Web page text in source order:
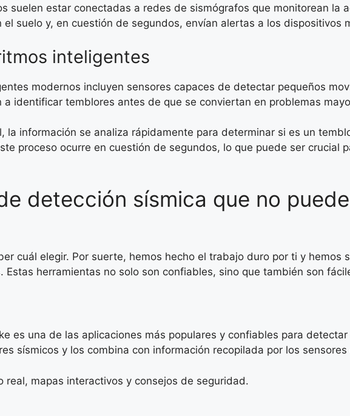
suelen estar conectadas a redes de sismógrafos que monitorean la
suelo y, en cuestión de segundos, envían alertas a los dispositivos
inteligentes
modernos incluyen sensores capaces de detectar pequeños
identificar temblores antes de que se conviertan en problemas
información se analiza rápidamente para determinar si es un
proceso ocurre en cuestión de segundos, lo que puede ser crucial
detección sísmica que no
cuál elegir. Por suerte, hemos hecho el trabajo duro por ti y hemos
herramientas no solo son confiables, sino que también son
es una de las aplicaciones más populares y confiables para
sísmicos y los combina con información recopilada por los
real, mapas interactivos y consejos de seguridad.